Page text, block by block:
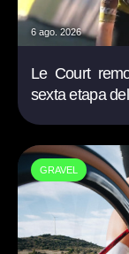
6 ago. 2026
Le Court
sexta etapa
GRAVEL